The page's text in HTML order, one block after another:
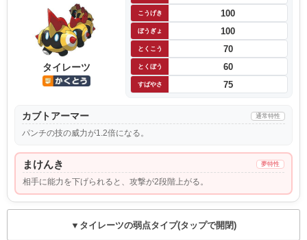
タイレーツ
こうげき 100
ぼうぎょ 100
とくこう 70
とくぼう 60
すばやさ 75
カブトアーマー 通常特性
パンチの技の威力が1.2倍になる。
まけんき 夢特性
相手に能力を下げられると、攻撃が2段階上がる。
▼タイレーツの弱点タイプ(タップで開閉)